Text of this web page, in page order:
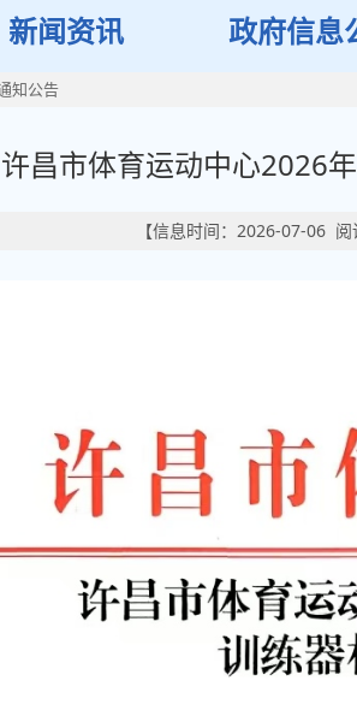
新闻资讯 政府信息
知公告
许昌市体育运动中心2026
【信息时间：2026-07-06 阅